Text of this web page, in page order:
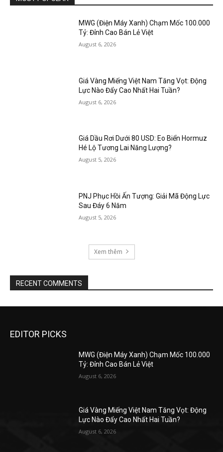
MWG (Điện Máy Xanh) Chạm Mốc 100.000
Tỷ: Đỉnh Cao Bán Lẻ Việt
August 6, 2026
Giá Vàng Miếng Việt Nam Tăng Vọt: Động
Lực Nào Đẩy Cao Nhất Hai Tuần?
August 6, 2026
Giá Dầu Rơi Dưới 80 USD: Eo Biển Hormuz
Hé Lộ Tương Lai Năng Lượng?
August 5, 2026
PNJ Phục Hồi Ấn Tượng: Giải Mã Động Lực
Sau Đáy 6 Năm
August 5, 2026
Xem thêm
RECENT COMMENTS
EDITOR PICKS
MWG (Điện Máy Xanh) Chạm Mốc 100.000
Tỷ: Đỉnh Cao Bán Lẻ Việt
August 6, 2026
Giá Vàng Miếng Việt Nam Tăng Vọt: Động
Lực Nào Đẩy Cao Nhất Hai Tuần?
August 6, 2026